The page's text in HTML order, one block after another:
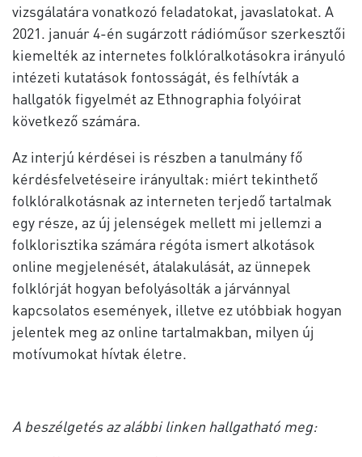
vizsgálatára vonatkozó feladatokat, javaslatokat. A
2021. január 4-én sugárzott rádióműsor szerkesztői
kiemelték az internetes folklóralkotásokra irányuló
intézeti kutatások fontosságát, és felhívták a
hallgatók figyelmét az Ethnographia folyóirat
következő számára.
Az interjú kérdései is részben a tanulmány fő
kérdésfelvetéseire irányultak: miért tekinthető
folklóralkotásnak az interneten terjedő tartalmak
egy része, az új jelenségek mellett mi jellemzi a
folklorisztika számára régóta ismert alkotások
online megjelenését, átalakulását, az ünnepek
folklórját hogyan befolyásolták a járvánnyal
kapcsolatos események, illetve ez utóbbiak hogyan
jelentek meg az online tartalmakban, milyen új
motívumokat hívtak életre.
A beszélgetés az alábbi linken hallgatható meg: